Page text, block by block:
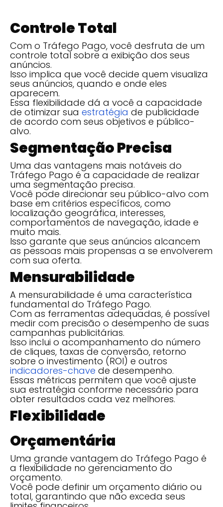
Controle Total
Com o Tráfego Pago, você desfruta de um
controle total sobre a exibição dos seus
anúncios.
Isso implica que você decide quem visualiza
seus anúncios, quando e onde eles
aparecem.
Essa flexibilidade dá a você a capacidade
de otimizar sua estratégia de publicidade
de acordo com seus objetivos e público-
alvo.
Segmentação Precisa
Uma das vantagens mais notáveis do
Tráfego Pago é a capacidade de realizar
uma segmentação precisa.
Você pode direcionar seu público-alvo com
base em critérios específicos, como
localização geográfica, interesses,
comportamentos de navegação, idade e
muito mais.
Isso garante que seus anúncios alcancem
as pessoas mais propensas a se envolverem
com sua oferta.
Mensurabilidade
A mensurabilidade é uma característica
fundamental do Tráfego Pago.
Com as ferramentas adequadas, é possível
medir com precisão o desempenho de suas
campanhas publicitárias.
Isso inclui o acompanhamento do número
de cliques, taxas de conversão, retorno
sobre o investimento (ROI) e outros
indicadores-chave de desempenho.
Essas métricas permitem que você ajuste
sua estratégia conforme necessário para
obter resultados cada vez melhores.
Flexibilidade
Orçamentária
Uma grande vantagem do Tráfego Pago é
a flexibilidade no gerenciamento do
orçamento.
Você pode definir um orçamento diário ou
total, garantindo que não exceda seus